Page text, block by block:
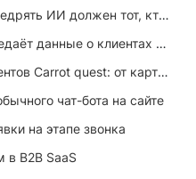
Дмитрий Туровский, CIO: «Внедрять ИИ должен тот, кто ИИ не любит»
Как команда поддержки передаёт данные о клиентах маркетингу
Как устроена цепочка ИИ-агентов Carrot quest: от карточки лида до записи на встречу
чат-бота на сайте
на этапе звонка
в B2B SaaS